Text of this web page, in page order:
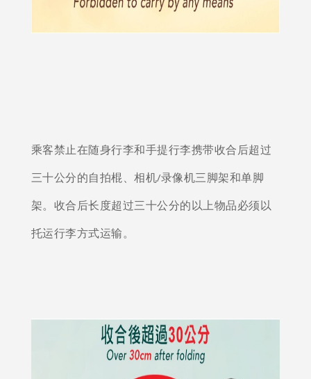
乘客禁止在随身行李和手提行李携带收合后超过
三十公分的自拍棍、相机/录像机三脚架和单脚
架。收合后长度超过三十公分的以上物品必须以
托运行李方式运输。